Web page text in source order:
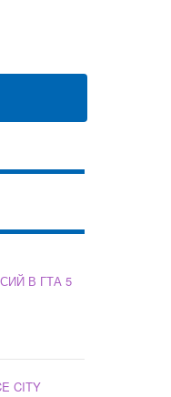
В ГТА 5
CITY